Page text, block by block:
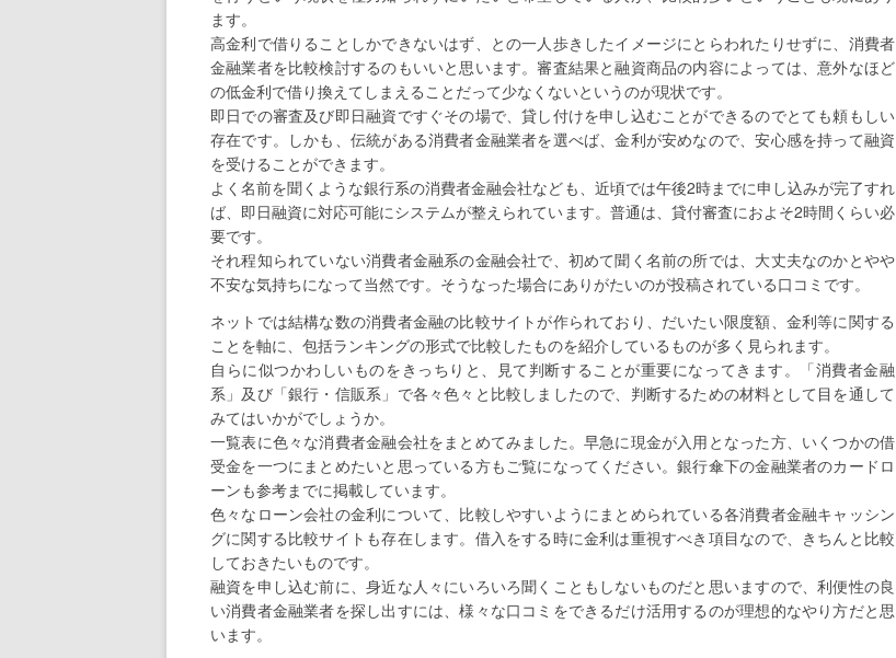
ます。
高金利で借りることしかできないはず、との一人歩きしたイメージにとらわれたりせずに、消費者
金融業者を比較検討するのもいいと思います。審査結果と融資商品の内容によっては、意外なほど
の低金利で借り換えてしまえることだって少なくないというのが現状です。
即日での審査及び即日融資ですぐその場で、貸し付けを申し込むことができるのでとても頼もしい
存在です。しかも、伝統がある消費者金融業者を選べば、金利が安めなので、安心感を持って融資
を受けることができます。
よく名前を聞くような銀行系の消費者金融会社なども、近頃では午後2時までに申し込みが完了すれ
ば、即日融資に対応可能にシステムが整えられています。普通は、貸付審査におよそ2時間くらい必
要です。
それ程知られていない消費者金融系の金融会社で、初めて聞く名前の所では、大丈夫なのかとやや
不安な気持ちになって当然です。そうなった場合にありがたいのが投稿されている口コミです。
ネットでは結構な数の消費者金融の比較サイトが作られており、だいたい限度額、金利等に関する
ことを軸に、包括ランキングの形式で比較したものを紹介しているものが多く見られます。
自らに似つかわしいものをきっちりと、見て判断することが重要になってきます。「消費者金融
系」及び「銀行・信販系」で各々色々と比較しましたので、判断するための材料として目を通して
みてはいかがでしょうか。
一覧表に色々な消費者金融会社をまとめてみました。早急に現金が入用となった方、いくつかの借
受金を一つにまとめたいと思っている方もご覧になってください。銀行傘下の金融業者のカードロ
ーンも参考までに掲載しています。
色々なローン会社の金利について、比較しやすいようにまとめられている各消費者金融キャッシン
グに関する比較サイトも存在します。借入をする時に金利は重視すべき項目なので、きちんと比較
しておきたいものです。
融資を申し込む前に、身近な人々にいろいろ聞くこともしないものだと思いますので、利便性の良
い消費者金融業者を探し出すには、様々な口コミをできるだけ活用するのが理想的なやり方だと思
います。